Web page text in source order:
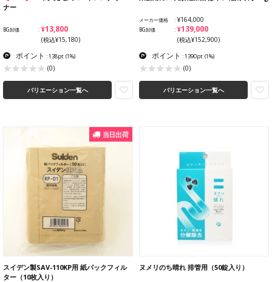
ナー
BG卸価 ¥13,800
(税込¥15,180)
ポイント : 138pt (1%)
(0)
バリエーション一覧へ
メーカー価格 ¥164,000
BG卸価 ¥139,000
(税込¥152,900)
ポイント : 1390pt (1%)
(0)
バリエーション一覧へ
スイデン製SAV-110KP用 紙パックフィル
ター（10枚入り）
ヌメリのち晴れ 排管用（50錠入り）